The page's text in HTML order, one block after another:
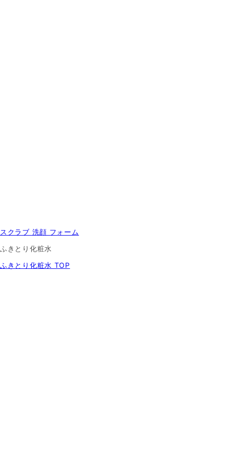
スクラブ 洗顔 フォーム
ふきとり化粧水
ふきとり化粧水 TOP